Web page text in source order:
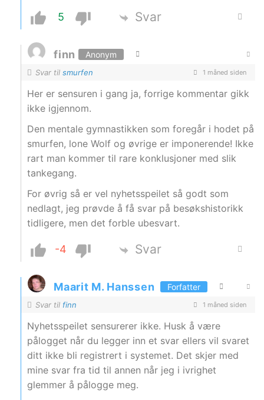
5 Svar
finn Anonym
Svar tilsmurfen 1 måned siden
Her er sensuren i gang ja, forrige kommentar gikk
ikke igjennom.
Den mentale gymnastikken som foregår i hodet på
smurfen, lone Wolf og øvrige er imponerende! Ikke
rart man kommer til rare konklusjoner med slik
tankegang.
For øvrig så er vel nyhetsspeilet så godt som
nedlagt, jeg prøvde å få svar på besøkshistorikk
tidligere, men det forble ubesvart.
-4 Svar
Maarit M. Hanssen Forfatter
Svar tilfinn 1 måned siden
Nyhetsspeilet sensurerer ikke. Husk å være
pålogget når du legger inn et svar ellers vil svaret
ditt ikke bli registrert i systemet. Det skjer med
mine svar fra tid til annen når jeg i ivrighet
glemmer å pålogge meg.